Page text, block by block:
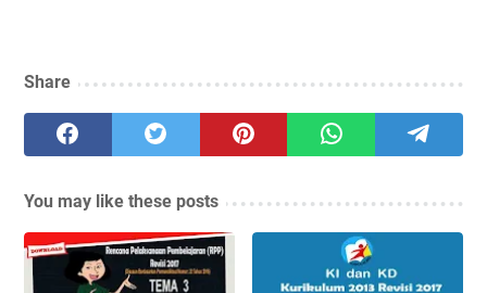
Share
You may like these posts